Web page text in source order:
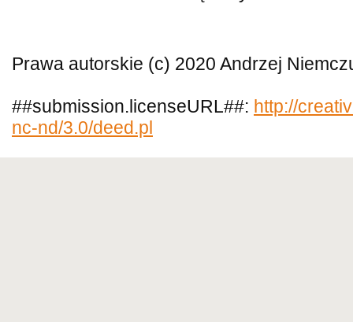
Prawa autorskie (c) 2020 Andrzej
##submission.licenseURL##: http://
nc-nd/3.0/deed.pl